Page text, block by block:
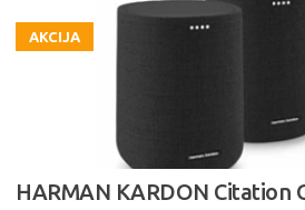
AKCIJA
HARMAN KARDON Citation